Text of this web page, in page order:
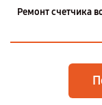
Ремонт счетчика